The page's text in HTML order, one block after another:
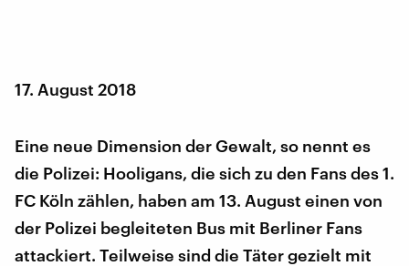
17. August 2018
Eine neue Dimension der Gewalt, so nennt es
die Polizei: Hooligans, die sich zu den Fans des 1.
FC Köln zählen, haben am 13. August einen von
der Polizei begleiteten Bus mit Berliner Fans
attackiert. Teilweise sind die Täter gezielt mit